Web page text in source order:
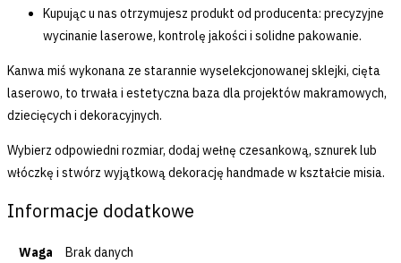
Kupując u nas otrzymujesz produkt od producenta: precyzyjne
wycinanie laserowe, kontrolę jakości i solidne pakowanie.
Kanwa miś wykonana ze starannie wyselekcjonowanej sklejki, cięta
laserowo, to trwała i estetyczna baza dla projektów makramowych,
dziecięcych i dekoracyjnych.
Wybierz odpowiedni rozmiar, dodaj wełnę czesankową, sznurek lub
włóczkę i stwórz wyjątkową dekorację handmade w kształcie misia.
Informacje dodatkowe
Waga
Brak danych